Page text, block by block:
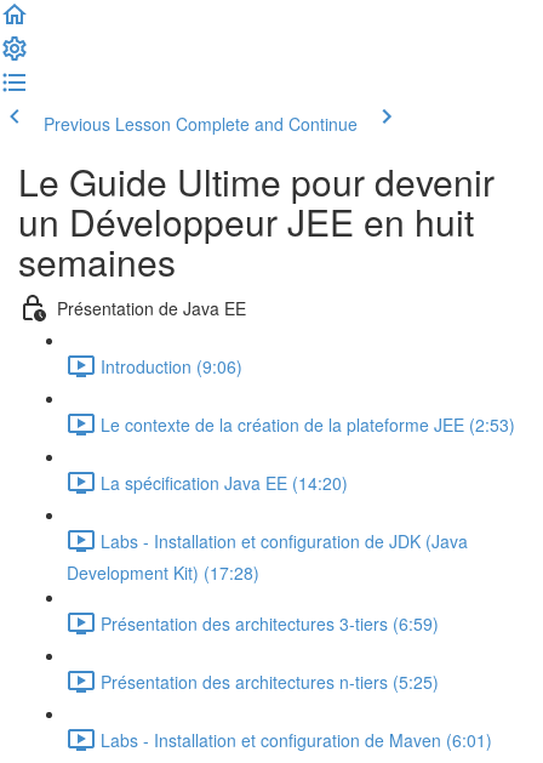
Previous Lesson Complete and Continue
Le Guide Ultime pour devenir
un Développeur JEE en huit
semaines
Présentation de Java EE
Introduction (9:06)
Le contexte de la création de la plateforme JEE (2:53)
La spécification Java EE (14:20)
Labs - Installation et configuration de JDK (Java
Development Kit) (17:28)
Présentation des architectures 3-tiers (6:59)
Présentation des architectures n-tiers (5:25)
Labs - Installation et configuration de Maven (6:01)